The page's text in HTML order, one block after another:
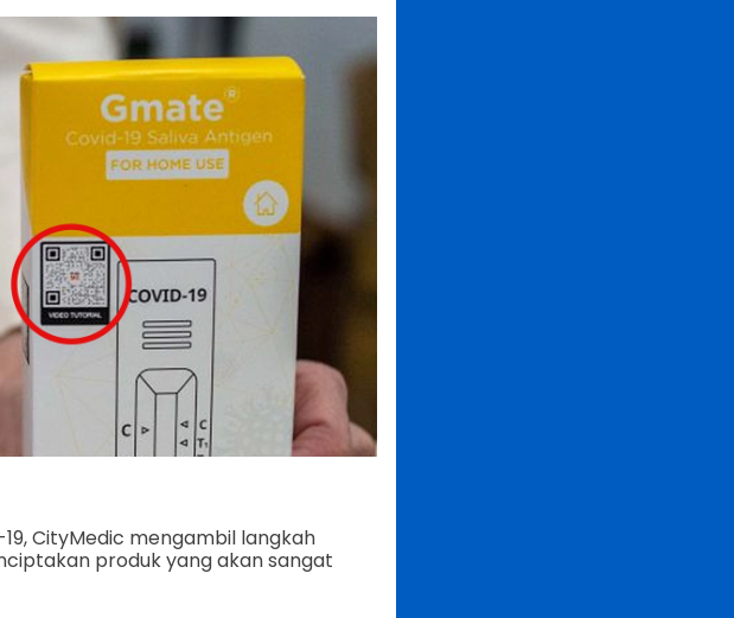
CityMedic mengambil langkah
produk yang akan sangat